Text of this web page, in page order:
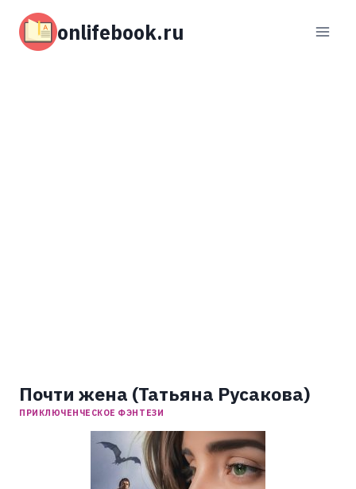
содержимомуonlifebook.ru
Почти жена (Татьяна Русакова)
ПРИКЛЮЧЕНЧЕСКОЕ ФЭНТЕЗИ